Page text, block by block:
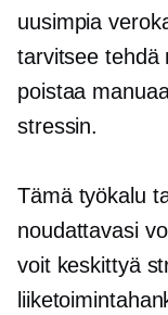
uusimpia
tarvitsee tehdä
poistaa
stressin.
Tämä työkalu
noudattavasi
voit keskittyä